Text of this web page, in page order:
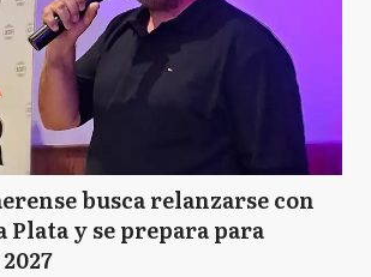
busca relanzarse con
Plata y se prepara para